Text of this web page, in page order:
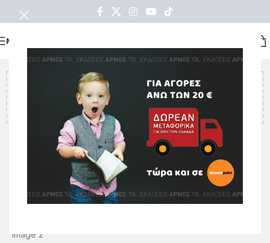
ΜΕΝΟΥ
Υπολείπονται ακόμα€
για να κερδίσετε δωρεάν